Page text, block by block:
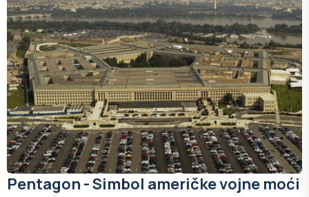
Pentagon - Simbol američke vojne moći